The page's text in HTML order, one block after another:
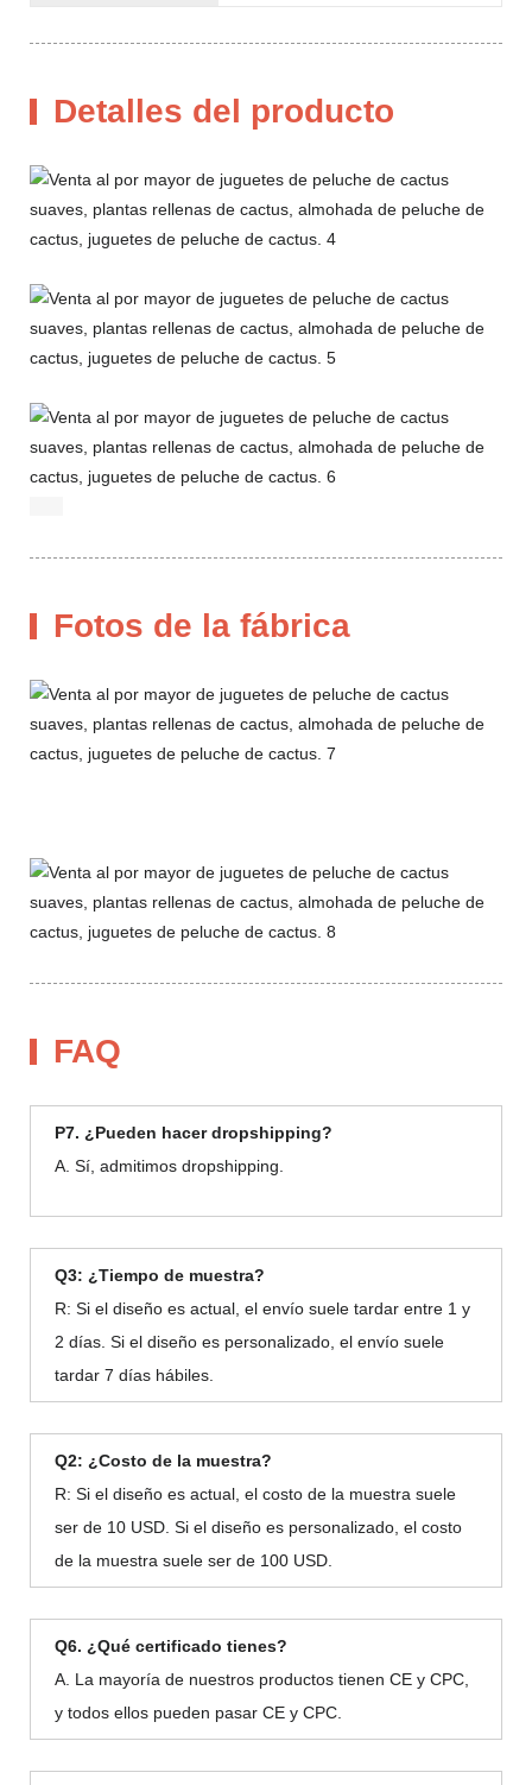
Detalles del producto
Fotos de la fábrica
FAQ
P7. ¿Pueden hacer dropshipping?
A. Sí, admitimos dropshipping.
Q3: ¿Tiempo de muestra?
R: Si el diseño es actual, el envío suele tardar entre 1 y
2 días. Si el diseño es personalizado, el envío suele
tardar 7 días hábiles.
Q2: ¿Costo de la muestra?
R: Si el diseño es actual, el costo de la muestra suele
ser de 10 USD. Si el diseño es personalizado, el costo
de la muestra suele ser de 100 USD.
Q6. ¿Qué certificado tienes?
A. La mayoría de nuestros productos tienen CE y CPC,
y todos ellos pueden pasar CE y CPC.